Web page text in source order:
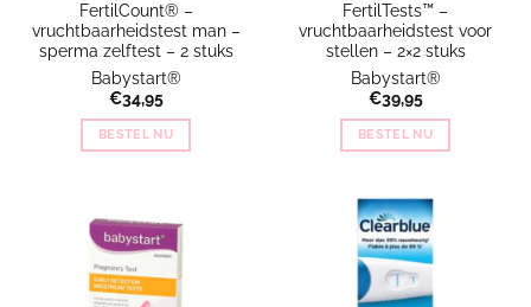
FertilCount® –
vruchtbaarheidstest man –
sperma zelftest – 2 stuks
Babystart®
€34,95
BESTEL NU
FertilTests™ –
vruchtbaarheidstest voor
stellen – 2×2 stuks
Babystart®
€39,95
BESTEL NU